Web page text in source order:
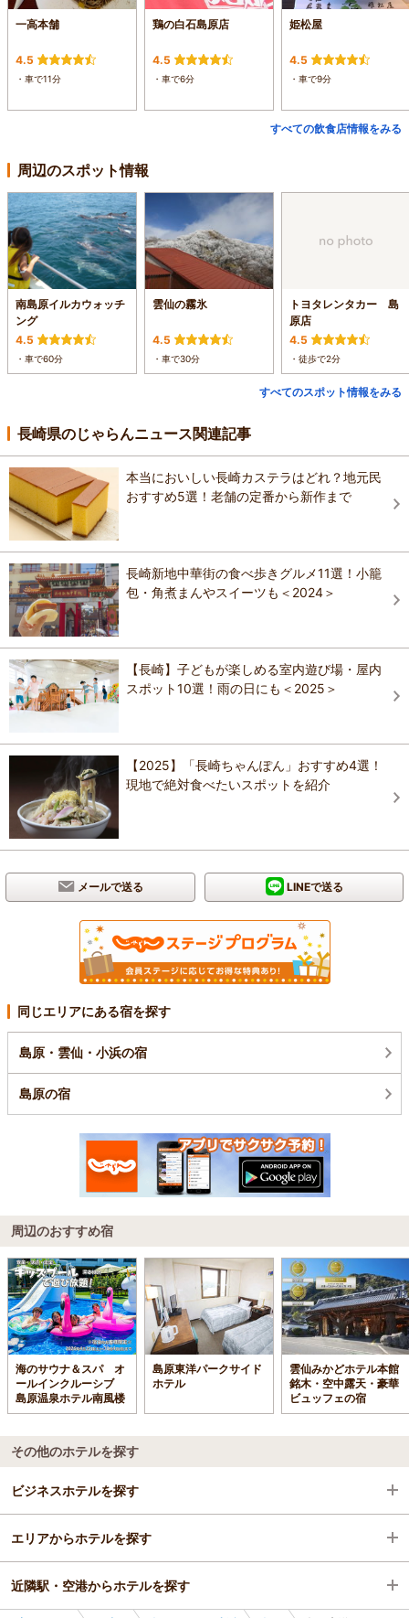
一高本舗
4.5
・車で11分
鶏の白石島原店
4.5
・車で6分
姫松屋
4.5
・車で9分
すべての飲食店情報をみる
周辺のスポット情報
南島原イルカウォッチ
ング
4.5
・車で60分
雲仙の霧氷
4.5
・車で30分
トヨタレンタカー 島
原店
4.5
・徒歩で2分
すべてのスポット情報をみる
長崎県のじゃらんニュース関連記事
本当においしい長崎カステラはどれ？地元民
おすすめ5選！老舗の定番から新作まで
長崎新地中華街の食べ歩きグルメ11選！小籠
包・角煮まんやスイーツも＜2024＞
【長崎】子どもが楽しめる室内遊び場・屋内
スポット10選！雨の日にも＜2025＞
【2025】「長崎ちゃんぽん」おすすめ4選！
現地で絶対食べたいスポットを紹介
メールで送る LINEで送る
同じエリアにある宿を探す
島原・雲仙・小浜の宿
島原の宿
周辺のおすすめ宿
海のサウナ＆スパ オ
ールインクルーシブ
島原温泉ホテル南風楼
島原東洋パークサイド
ホテル
雲仙みかどホテル本館
銘木・空中露天・豪華
ビュッフェの宿
その他のホテルを探す
ビジネスホテルを探す
長崎県
島原・雲仙・小浜
エリアからホテルを探す
長崎県
近隣駅・空港からホテルを探す